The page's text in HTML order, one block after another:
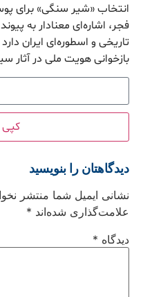
انتخاب «شیر سنگی» برای
فجر، اشاره‌ای معنادار به
تاریخی و اسطوره‌ای ایران
بازخوانی هویت ملی در آثار
کپی
دیدگاهتان را بنویسید
نشانی ایمیل شما منتشر
علامت‌گذاری شده‌اند *
دیدگاه *